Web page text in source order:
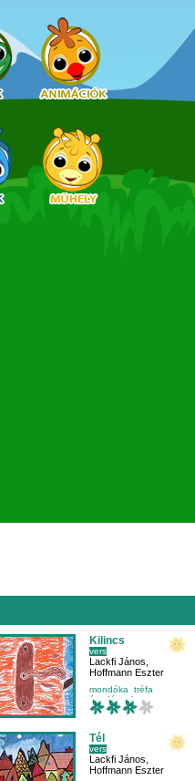
Kilincs
vers
Lackfi János
Hoffmann Eszter
mondóka
tréfa
óvodásnak
Tél
vers
Lackfi János
Hoffmann Eszter